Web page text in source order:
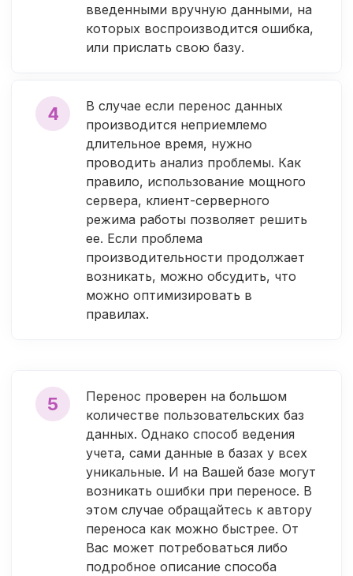
введенными вручную данными, на
которых воспроизводится ошибка,
или прислать свою базу.
4
В случае если перенос данных
производится неприемлемо
длительное время, нужно
проводить анализ проблемы. Как
правило, использование мощного
сервера, клиент-серверного
режима работы позволяет решить
ее. Если проблема
производительности продолжает
возникать, можно обсудить, что
можно оптимизировать в
правилах.
5
Перенос проверен на большом
количестве пользовательских баз
данных. Однако способ ведения
учета, сами данные в базах у всех
уникальные. И на Вашей базе могут
возникать ошибки при переносе. В
этом случае обращайтесь к автору
переноса как можно быстрее. От
Вас может потребоваться либо
подробное описание способа